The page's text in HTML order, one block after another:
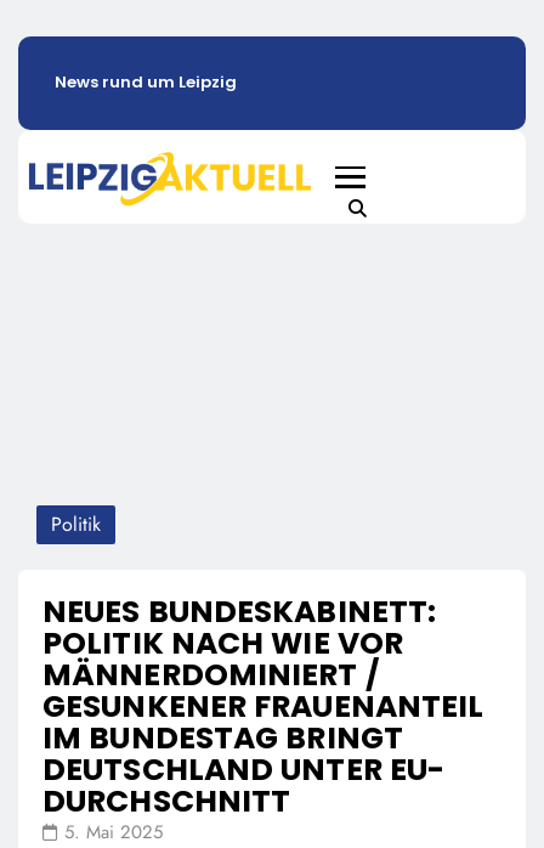
News rund um Leipzig
Politik
NEUES BUNDESKABINETT:
POLITIK NACH WIE VOR
MÄNNERDOMINIERT /
GESUNKENER FRAUENANTEIL
IM BUNDESTAG BRINGT
DEUTSCHLAND UNTER EU-
DURCHSCHNITT
5. Mai 2025